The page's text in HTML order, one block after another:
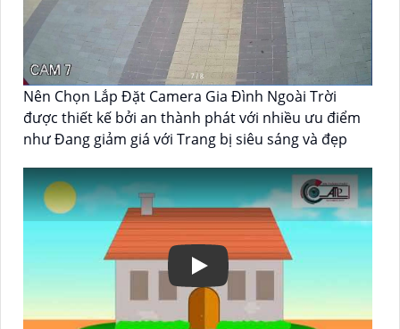
Nên Chọn Lắp Đặt Camera Gia Đình Ngoài Trời
được thiết kế bởi an thành phát với nhiều ưu điểm
như Đang giảm giá với Trang bị siêu sáng và đẹp